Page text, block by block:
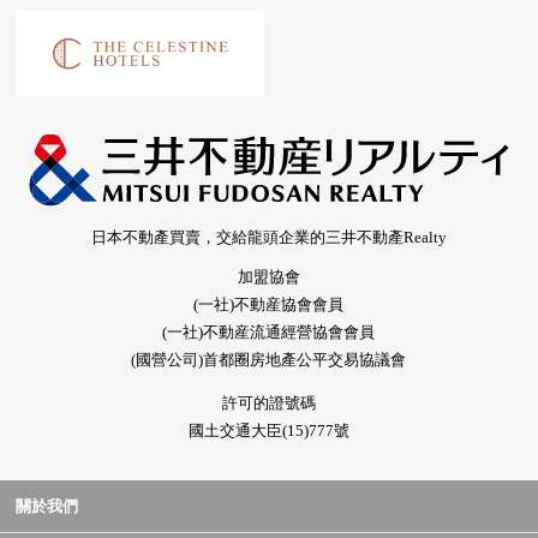
日本不動產買賣，交給龍頭企業的三井不動產Realty
加盟協會
(一社)不動産協會會員
(一社)不動産流通經營協會會員
(國營公司)首都圈房地產公平交易協議會
許可的證號碼
國土交通大臣(15)777號
關於我們